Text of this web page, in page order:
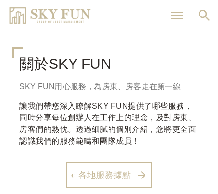
關於SKY FUN
SKY FUN用心服務，為房東、房客走在第一線
讓我們帶您深入瞭解SKY FUN提供了哪些服務，
同時分享每位創辦人在工作上的理念，及對房東、
房客們的熱忱。透過細膩的個別介紹，您將更全面
認識我們的服務範疇和團隊成員！
◐ 各地服務據點